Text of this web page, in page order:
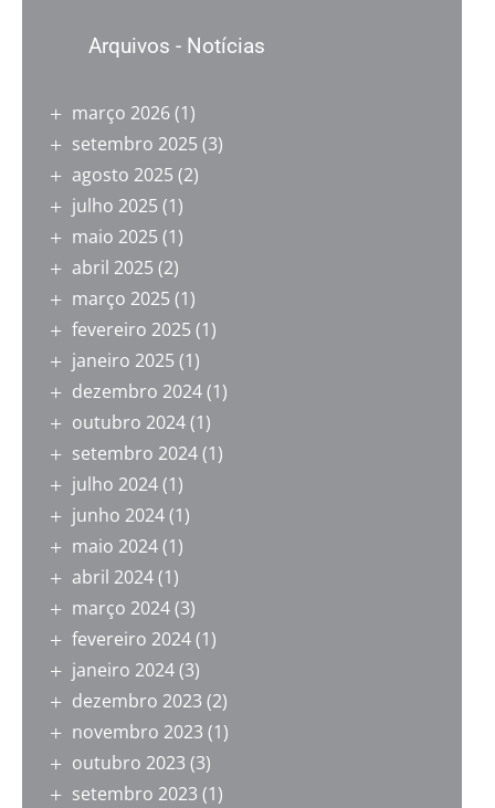
Arquivos - Notícias
março 2026(1)
setembro 2025 (3)
agosto 2025 (2)
julho 2025 (1)
maio 2025 (1)
abril 2025 (2)
março 2025 (1)
fevereiro 2025 (1)
janeiro 2025 (1)
dezembro 2024(1)
outubro 2024(1)
setembro 2024(1)
julho 2024(1)
junho 2024(1)
maio 2024(1)
abril 2024(1)
março 2024(3)
fevereiro 2024(1)
janeiro 2024(3)
dezembro 2023 (2)
novembro 2023 (1)
outubro 2023 (3)
setembro 2023 (1)